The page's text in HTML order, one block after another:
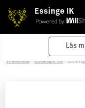
Vi använder
Läs
Essinge IK
Powered by
WillShop Essinge IK